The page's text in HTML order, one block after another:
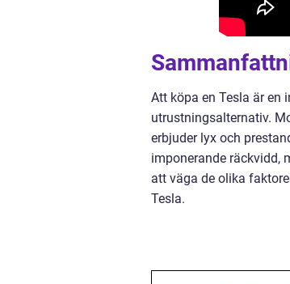
Att köpa en Tesla är en
utrustningsalternativ.
erbjuder lyx och
imponerande räckvidd,
att väga de olika
Tesla.